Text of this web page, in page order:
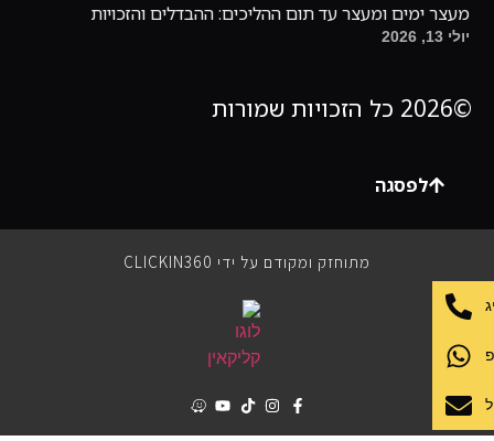
מעצר ימים ומעצר עד תום ההליכים: ההבדלים והזכויות
יולי 13, 2026
©2026 כל הזכויות שמורות
לפסגה
מתוחזק ומקודם על ידי CLICKIN360